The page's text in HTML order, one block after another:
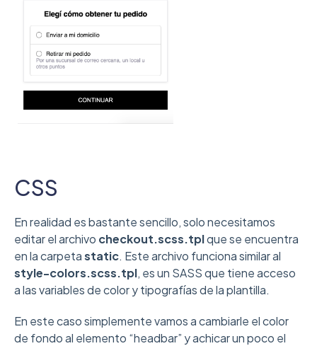
CSS
En realidad es bastante sencillo, solo necesitamos
editar el archivo checkout.scss.tplque se encuentra
en la carpetastatic. Este archivo funciona similar al
style-colors.scss.tpl, es un SASS que tiene acceso
a las variables de color y tipografías de la plantilla.
En este caso simplemente vamos a cambiarle el color
de fondo al elemento “headbar” y achicar un poco el